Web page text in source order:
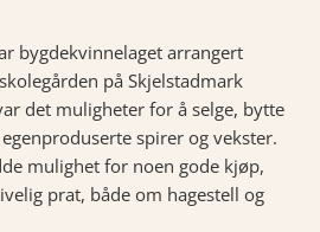
bygdekvinnelaget arrangert
på Skjelstadmark
det muligheter for å selge, bytte
spirer og vekster.
mulighet for noen gode kjøp,
prat, både om hagestell og